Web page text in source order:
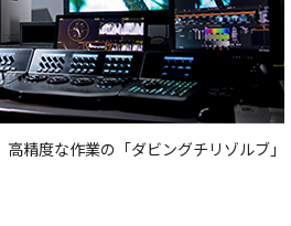
精度な作業の「ダビングチリゾルブ」